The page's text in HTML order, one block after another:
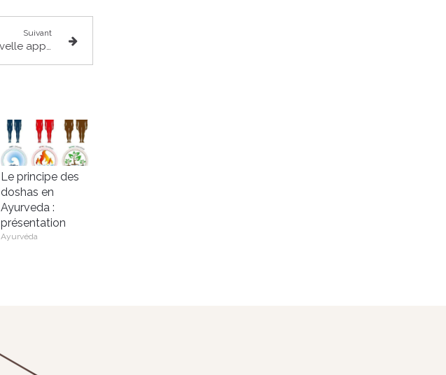
Suivant
Ayurveda : Une nouvelle approche de support en PMA
Le principe des
doshas en
Ayurveda :
présentation
Ayurvéda